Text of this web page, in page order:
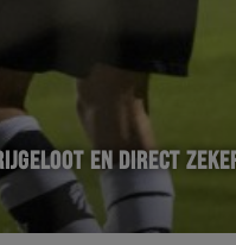
EN DIRECT